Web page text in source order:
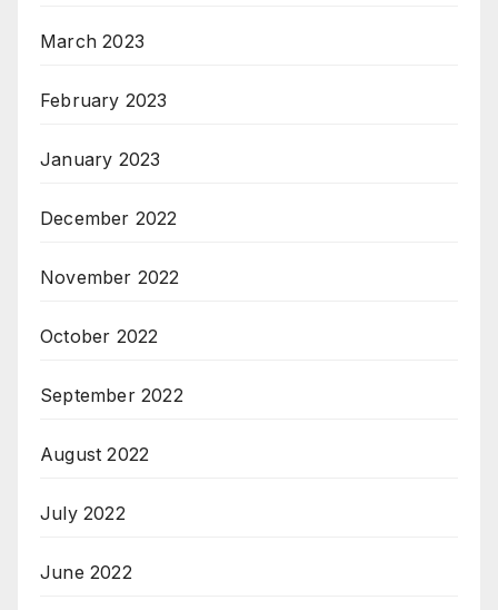
March 2023
February 2023
January 2023
December 2022
November 2022
October 2022
September 2022
August 2022
July 2022
June 2022